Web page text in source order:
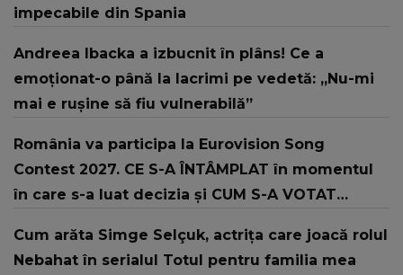
impecabile din Spania
Andreea Ibacka a izbucnit în plâns! Ce a
emoționat-o până la lacrimi pe vedetă: „Nu-mi
mai e rușine să fiu vulnerabilă”
România va participa la Eurovision Song
Contest 2027. CE S-A ÎNTÂMPLAT în momentul
în care s-a luat decizia și CUM S-A VOTAT
strategic de..."
Cum arăta Simge Selçuk, actrița care joacă rolul
Nebahat în serialul Totul pentru familia mea